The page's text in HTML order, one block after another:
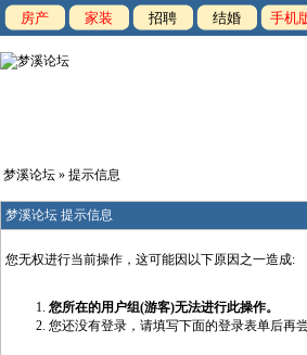
房产 家装 招聘 结婚 手机
梦溪论坛 » 提示信息
梦溪论坛 提示信息
您无权进行当前操作，这可能因以下原因之一造成:
您所在的用户组(游客)无法进行此操作。
您还没有登录，请填写下面的登录表单后再尝